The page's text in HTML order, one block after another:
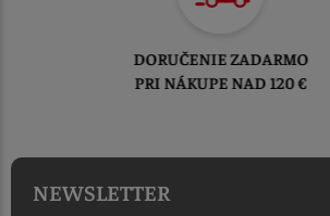
TOVAR ODOSIELAME
DO 1-2 PRACOVNÝCH DNÍ
NEWSLETTER